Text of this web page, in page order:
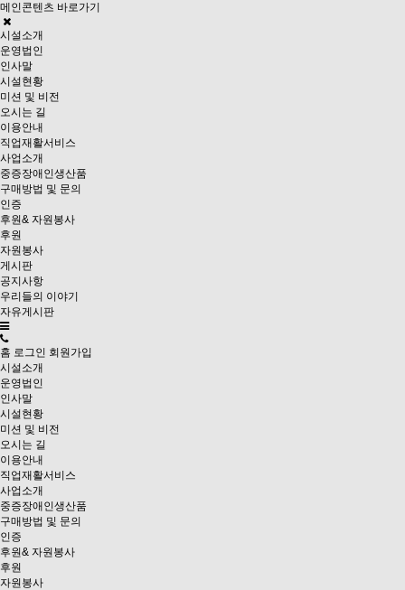
메인콘텐츠 바로가기
시설소개
운영법인
인사말
시설현황
미션 및 비전
오시는 길
이용안내
직업재활서비스
사업소개
중증장애인생산품
구매방법 및 문의
인증
후원& 자원봉사
후원
자원봉사
게시판
공지사항
우리들의 이야기
자유게시판
홈 로그인 회원가입
시설소개
운영법인
인사말
시설현황
미션 및 비전
오시는 길
이용안내
직업재활서비스
사업소개
중증장애인생산품
구매방법 및 문의
인증
후원& 자원봉사
후원
자원봉사